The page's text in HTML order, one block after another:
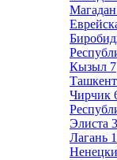
Магадан
Кызыл 7
Чирчик
Элиста 3
Лагань 1